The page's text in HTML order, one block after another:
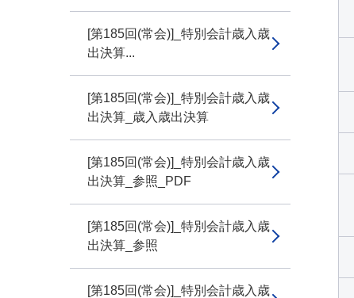
[第185回(常会)]_特別会計歳入歳
出決算...
[第185回(常会)]_特別会計歳入歳
出決算_歳入歳出決算
[第185回(常会)]_特別会計歳入歳
出決算_参照_PDF
[第185回(常会)]_特別会計歳入歳
出決算_参照
[第185回(常会)]_特別会計歳入歳